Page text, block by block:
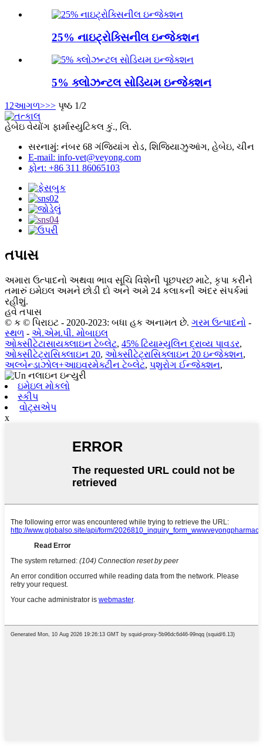
25% નાઇટ્રોક્સિનીલ ઇન્જેક્શન
5% ક્લોઝન્ટલ સોડિયમ ઇન્જેક્શન
1 2આગળ>>> પૃષ્ઠ 1/2
હેબેઇ વેયોંગ ફાર્માસ્યુટિકલ કું., લિ.
સરનામું: નંબર 68 ગંજિયાંગ રોડ, શિજિયાઝુઆંગ, હેબેઇ, ચીન
E-mail: info-vet@veyong.com
ફોન: +86 311 86065103
તપાસ
અમારા ઉત્પાદનો અથવા ભાવ સૂચિ વિશેની પૂછપરછ માટે, કૃપા કરીને
તમારું ઇમેઇલ અમને છોડી દો અને અમે 24 કલાકની અંદર સંપર્કમાં
રહીશું.
હવે તપાસ
© ક © પિરાઇટ - 2020-2023: બધા હક અનામત છે. ગરમ ઉત્પાદનો -
સ્થળ - એ.એમ.પી. મોબાઇલ
ઓક્સીટેટાસાયક્લાઇન ટેબ્લેટ, 45% ટિયામ્યુલિન દ્રાવ્ય પાવડર,
ઓક્સીટેટ્રાસિક્લાઇન 20, ઓક્સીટેટ્રાસિક્લાઇન 20 ઇન્જેક્શન,
અલ્બેન્ડાઝોલ+આઇવરમેક્ટીન ટેબ્લેટ, પશુરોગ ઈન્જેક્શન,
ઇમેઇલ મોકલો
સ્કીપ
વોટ્સએપ
x